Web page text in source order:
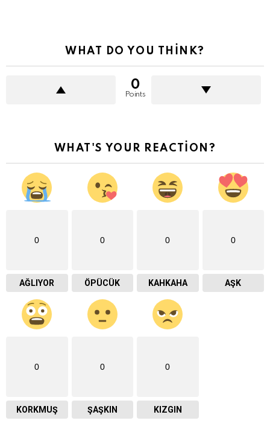
WHAT DO YOU THINK?
0
Points
WHAT'S YOUR REACTION?
0
AĞLIYOR
0
ÖPÜCÜK
0
KAHKAHA
0
AŞK
0
KORKMUŞ
0
ŞAŞKIN
0
KIZGIN